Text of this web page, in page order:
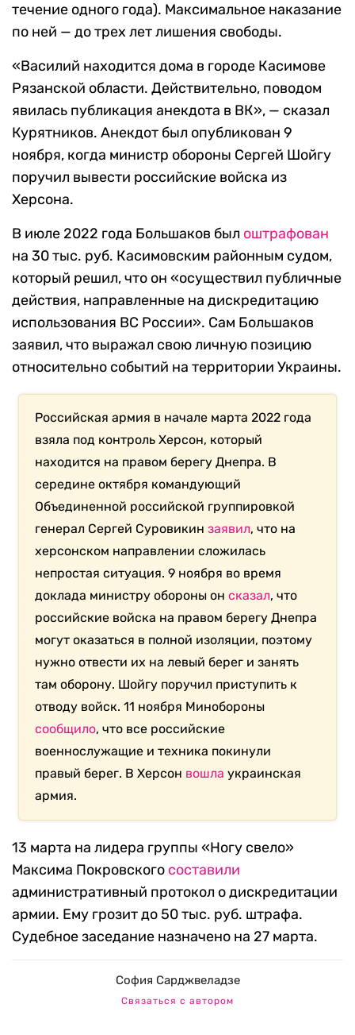
течение одного года). Максимальное наказание
по ней — до трех лет лишения свободы.
«Василий находится дома в городе Касимове
Рязанской области. Действительно, поводом
явилась публикация анекдота в ВК», — сказал
Курятников. Анекдот был опубликован 9
ноября, когда министр обороны Сергей Шойгу
поручил вывести российские войска из
Херсона.
В июле 2022 года Большаков был оштрафован
на 30 тыс. руб. Касимовским районным судом,
который решил, что он «осуществил публичные
действия, направленные на дискредитацию
использования ВС России». Сам Большаков
заявил, что выражал свою личную позицию
относительно событий на территории Украины.
Российская армия в начале марта 2022 года
взяла под контроль Херсон, который
находится на правом берегу Днепра. В
середине октября командующий
Объединенной российской группировкой
генерал Сергей Суровикинзаявил, что на
херсонском направлении сложилась
непростая ситуация. 9 ноября во время
доклада министру обороны онсказал, что
российские войска на правом берегу Днепра
могут оказаться в полной изоляции, поэтому
нужно отвести их на левый берег и занять
там оборону. Шойгу поручил приступить к
отводу войск. 11 ноября Минобороны
сообщило, что все российские
военнослужащие и техника покинули
правый берег. В Херсон вошла украинская
армия.
13 марта на лидера группы «Ногу свело»
Максима Покровского составили
административный протокол о дискредитации
армии. Ему грозит до 50 тыс. руб. штрафа.
Судебное заседание назначено на 27 марта.
София Сарджвеладзе
Связаться с автором